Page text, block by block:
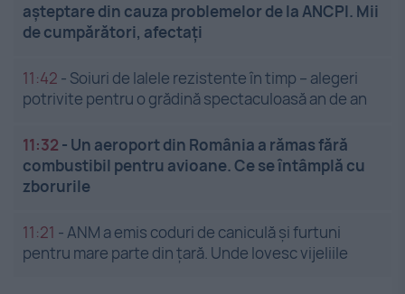
așteptare din cauza problemelor de la ANCPI. Mii
de cumpărători, afectați
11:42 - Soiuri de lalele rezistente în timp – alegeri
potrivite pentru o grădină spectaculoasă an de an
11:32 - Un aeroport din România a rămas fără
combustibil pentru avioane. Ce se întâmplă cu
zborurile
11:21 -ANM a emis coduri de caniculă și furtuni
pentru mare parte din țară. Unde lovesc vijeliile